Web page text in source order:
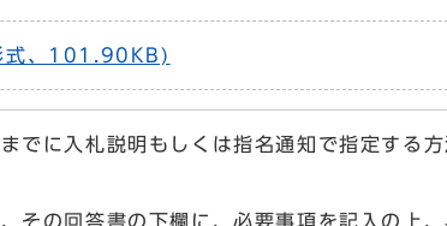
式、101.90KB)
でに入札説明もしくは指名通知で指定する
その回答書の下欄に、必要事項を記入の上